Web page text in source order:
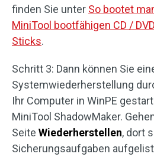
finden Sie unter So bootet
MiniTool bootfähigen CD /
Sticks.
Schritt 3: Dann können Sie
Systemwiederherstellung
Ihr Computer in WinPE
MiniTool ShadowMaker.
Seite Wiederherstellen, dort
Sicherungsaufgaben